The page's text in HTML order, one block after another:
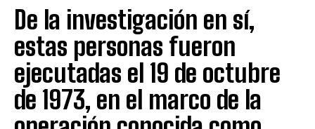
De la investigación en sí,
estas personas fueron
ejecutadas el 19 de octubre
de 1973, en el marco de la